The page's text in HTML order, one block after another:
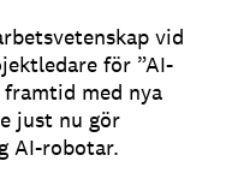
vid
för ”AI-
med nya
just nu gör
AI-robotar.